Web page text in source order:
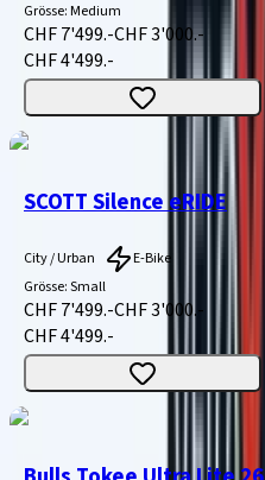
Grösse:Medium
CHF 7'499.-CHF 3'000.-
CHF 4'499.-
SCOTT Silence eRIDE
City / Urban
E-Bike
Grösse:Small
CHF 7'499.-CHF 3'000.-
CHF 4'499.-